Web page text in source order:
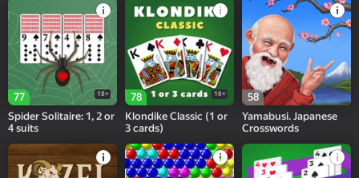
77 18+
Spider Solitaire: 1, 2 or
4 suits
78 16+
Klondike Classic (1 or
3 cards)
58
Yamabusi. Japanese
Crosswords